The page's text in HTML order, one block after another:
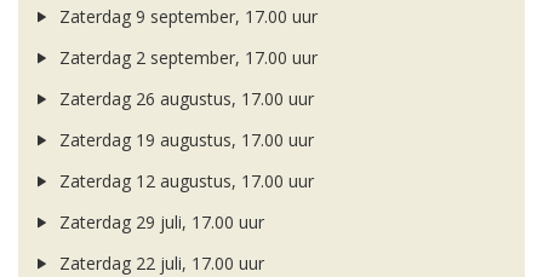
Zaterdag 9 september, 17.00 uur
Zaterdag 2 september, 17.00 uur
Zaterdag 26 augustus, 17.00 uur
Zaterdag 19 augustus, 17.00 uur
Zaterdag 12 augustus, 17.00 uur
Zaterdag 29 juli, 17.00 uur
Zaterdag 22 juli, 17.00 uur